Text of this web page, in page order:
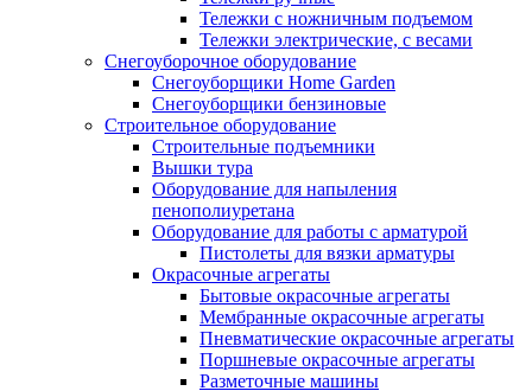
Тележки с ножничным подъемом
Тележки электрические, с весами
Снегоуборочное оборудование
Снегоуборщики Home Garden
Снегоуборщики бензиновые
Строительное оборудование
Cтроительные подъемники
Вышки тура
Оборудование для напыления
пенополиуретана
Оборудование для работы с арматурой
Пистолеты для вязки арматуры
Окрасочные агрегаты
Бытовые окрасочные агрегаты
Мембранные окрасочные агрегаты
Пневматические окрасочные агрегаты
Поршневые окрасочные агрегаты
Разметочные машины